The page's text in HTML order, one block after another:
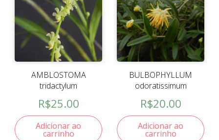
AMBLOSTOMA
tridactylum
R$25.00
Adicionar ao
carrinho
BULBOPHYLLUM
odoratissimum
R$20.00
Adicionar ao
carrinho